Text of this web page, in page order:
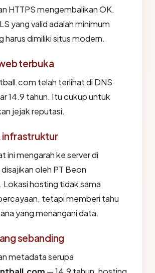
HTTPS mengembalikan OK.
yang valid adalah minimum
harus dimiliki situs modern.
terbuka
telah terlihat di DNS
14.9 tahun. Itu cukup untuk
jejak reputasi.
infrastruktur
ini mengarah ke server di
disajikan oleh PT Beon
Lokasi hosting tidak sama
tetapi memberi tahu
yang menangani data.
sebanding
metadata serupa